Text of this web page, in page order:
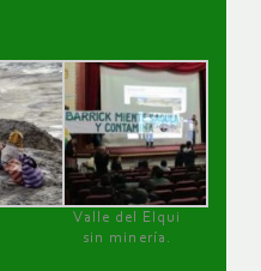
Valle del Elqui
sin minería.